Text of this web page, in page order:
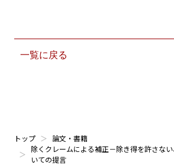
一覧に戻る
トップ
論文・書籍
除くクレームによる補正－除き得を許さな
いての提言